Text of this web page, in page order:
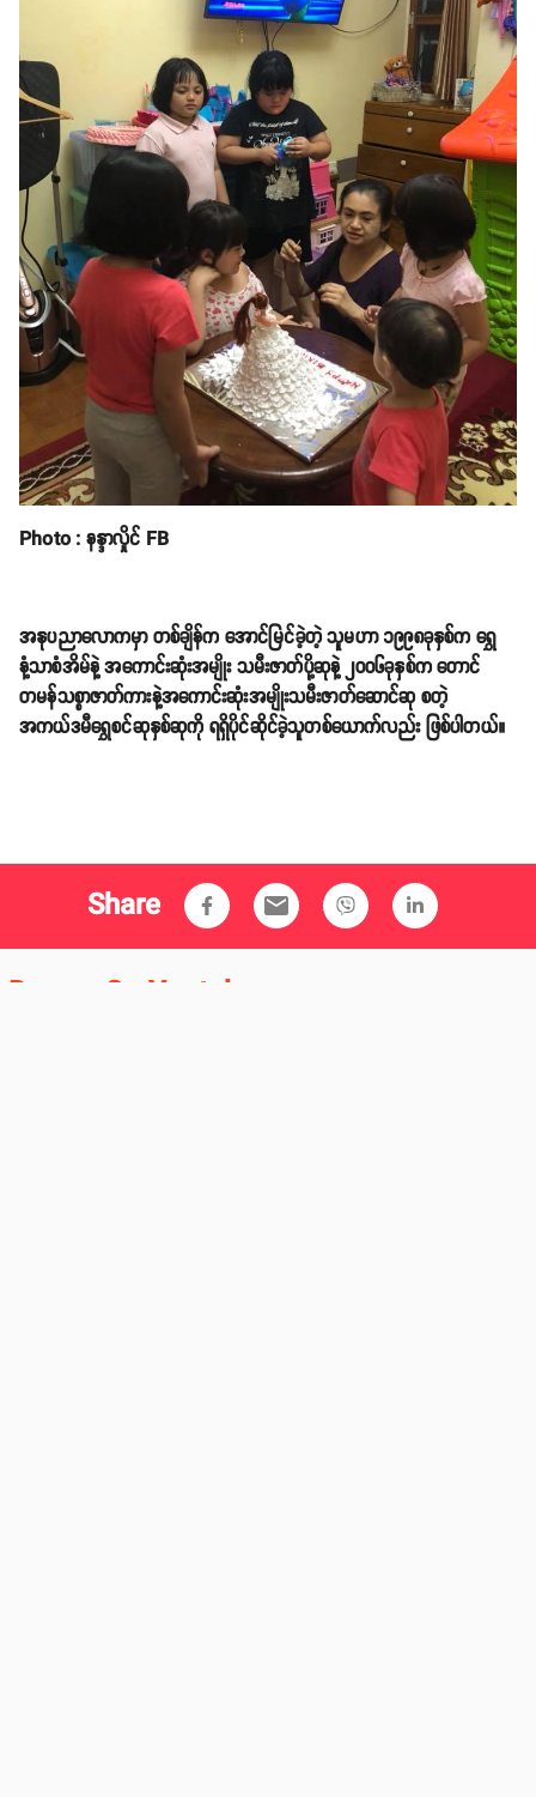
Photo : နန္ဒာလှိုင် FB
အနုပညာလောကမှာ တစ်ချိန်က အောင်မြင်ခဲ့တဲ့ သူမဟာ ၁၉၉၈ခုနှစ်က ရွှေ
နံ့သာစံအိမ်နဲ့ အကောင်းဆုံးအမျိုး သမီးဇာတ်ပို့ဆုနဲ့ ၂၀၀၆ခုနှစ်က တောင်
တမန်သစ္စာဇာတ်ကားနဲ့အကောင်းဆုံးအမျိုးသမီးဇာတ်ဆောင်ဆု စတဲ့
အကယ်ဒမီရွှေစင်ဆုနှစ်ဆုကို ရရှိပိုင်ဆိုင်ခဲ့သူတစ်ယောက်လည်း ဖြစ်ပါတယ်။
Share email
Duwun On Youtube